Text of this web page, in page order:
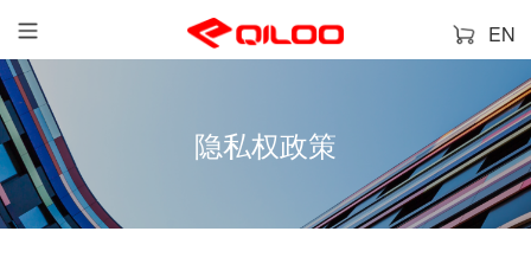
EN
隐私权政策